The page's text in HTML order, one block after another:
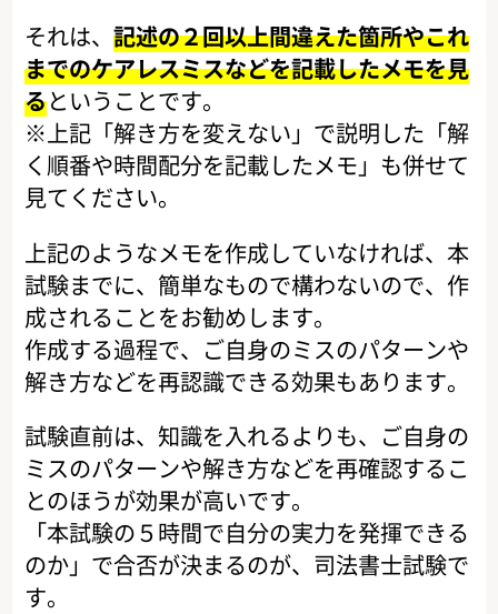
それは、記述の２回以上間違えた箇所やこれ
までのケアレスミスなどを記載したメモを見
るということです。
※上記「解き方を変えない」で説明した「解
く順番や時間配分を記載したメモ」も併せて
見てください。
上記のようなメモを作成していなければ、本
試験までに、簡単なもので構わないので、作
成されることをお勧めします。
作成する過程で、ご自身のミスのパターンや
解き方などを再認識できる効果もあります。
試験直前は、知識を入れるよりも、ご自身の
ミスのパターンや解き方などを再確認するこ
とのほうが効果が高いです。
「本試験の５時間で自分の実力を発揮できる
のか」で合否が決まるのが、司法書士試験で
す。